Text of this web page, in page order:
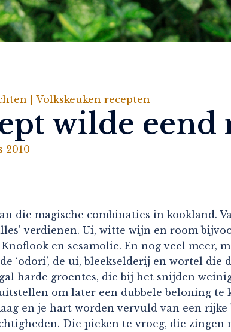
| Volkskeuken recepten
wilde eend
2010
die magische combinaties in kookland.
verdienen. Ui, witte wijn en room
en sesamolie. En nog veel meer,
‘odori’, de ui, bleekselderij en wortel
harde groentes, die bij het snijden
om later een dubbele beloning
en je hart worden vervuld van een
Die pieken te vroeg, die